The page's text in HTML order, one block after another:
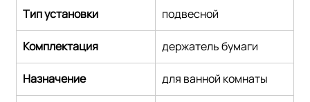
Тип установки подвесной
Комплектация держатель бумаги
Назначение для ванной комнаты